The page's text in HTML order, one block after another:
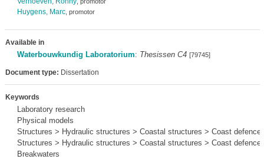
Huygens, Marc, promotor
Available in
Waterbouwkundig Laboratorium: Thesissen C4 [79745]
Document type: Dissertation
Keywords
Laboratory research
Physical models
Structures > Hydraulic structures > Coastal structures > Coast
Structures > Hydraulic structures > Coastal structures > Coast
Breakwaters